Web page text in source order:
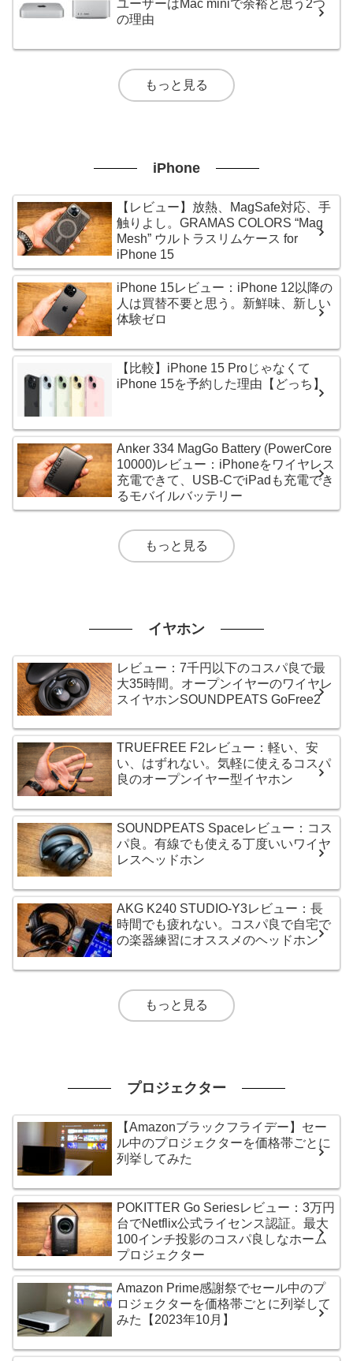
ユーザーはMac miniで余裕と思う2つ
の理由
もっと見る
iPhone
【レビュー】放熱、MagSafe対応、手
触りよし。GRAMAS COLORS “Mag
Mesh” ウルトラスリムケース for
iPhone 15
iPhone 15レビュー：iPhone 12以降の
人は買替不要と思う。新鮮味、新しい
体験ゼロ
【比較】iPhone 15 Proじゃなくて
iPhone 15を予約した理由【どっち】
Anker 334 MagGo Battery (PowerCore
10000)レビュー：iPhoneをワイヤレス
充電できて、USB-CでiPadも充電でき
るモバイルバッテリー
もっと見る
イヤホン
レビュー：7千円以下のコスパ良で最
大35時間。オープンイヤーのワイヤレ
スイヤホンSOUNDPEATS GoFree2
TRUEFREE F2レビュー：軽い、安
い、はずれない。気軽に使えるコスパ
良のオープンイヤー型イヤホン
SOUNDPEATS Spaceレビュー：コス
パ良。有線でも使える丁度いいワイヤ
レスヘッドホン
AKG K240 STUDIO-Y3レビュー：長
時間でも疲れない。コスパ良で自宅で
の楽器練習にオススメのヘッドホン
もっと見る
プロジェクター
【Amazonブラックフライデー】セー
ル中のプロジェクターを価格帯ごとに
列挙してみた
POKITTER Go Seriesレビュー：3万円
台でNetflix公式ライセンス認証。最大
100インチ投影のコスパ良しなホーム
プロジェクター
Amazon Prime感謝祭でセール中のプ
ロジェクターを価格帯ごとに列挙して
みた【2023年10月】